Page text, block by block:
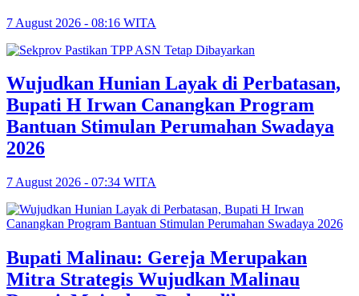
7 August 2026 - 08:16 WITA
Wujudkan Hunian Layak di Perbatasan,
Bupati H Irwan Canangkan Program
Bantuan Stimulan Perumahan Swadaya
2026
7 August 2026 - 07:34 WITA
Bupati Malinau: Gereja Merupakan
Mitra Strategis Wujudkan Malinau